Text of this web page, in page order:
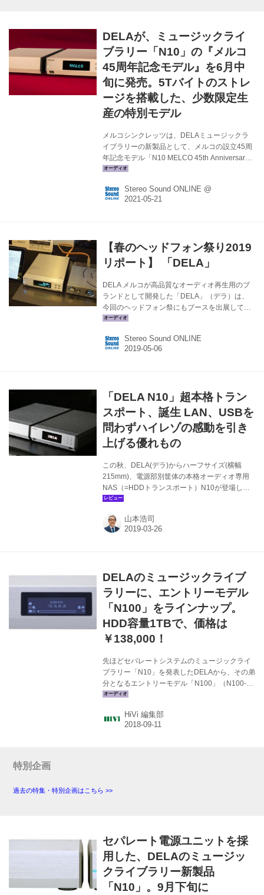
DELAが、ミュージックライ
ブラリー「N10」の『メルコ
45周年記念モデル』を6月中
旬に発売。5Tバイトのストレ
ージを搭載した、少数限定生
産の特別モデル
メルコシンクレッツは、DELAミュージックラ
イブラリーの新製品として、メルコの設立45周
年記念モデル「N10 MELCO 45th Anniversary
Limited Edition」を、国内向けに数量限定で販
午前10時から受注を開始、出荷は6月中旬を予
定している。 N10 MELCO 45th Anniversary
「DELA」ではなく「MELCO」ブランドでの販
売となる。アナログ電源ユ...
Stereo Sound ONLINE @
【春のヘッドフォン祭り2019
リポート】 「DELA」
DELA メルコが高品質なオーディオ再生用のブ
ランドとして開発した「DELA」（デラ）は、
今回のヘッドフォン祭にもブースを出展してい
た。そこにはミュージックライブラリーシステ
ライブの「D100」などが並んでいる。しかも
N10は高級D/Aコンバーターのコード「DAVE」
をクリプトンのハイレゾ対応コンパクトスピー
カーとのセット「KS55SMS」も並べられ、そ
のパフォーマンスを体験できるようになってい
た。
Stereo Sound ONLINE
「DELA N10」超本格トラン
スポート、誕生 LAN、USBを
問わずハイレゾの感動を引き
上げる優れもの
この秋、DELA(デラ)からハーフサイズ(横幅
215mm)、電源部別筐体の本格オーディオ専用
NAS（=HDDトランスポート）N10が登場し
た。その音のよさが高く評価され、本号発表の
オプレーヤー部門賞〉を獲得したことはご承知
の通り。そこで改めてぼくのリスニングルーム
ディアサーバー ●ストレージ：3TバイトHDD ●
接続端子：LAN2系統、USB3系統（タイプ
A×3、うち前面1...
山本浩司
DELAのミュージックライブ
ラリーに、エントリーモデル
「N100」をラインナップ。
HDD容量1TBで、価格は
￥138,000！
先ほどセパレートシステムのミュージックライ
ブラリー「N10」を発表したDELAから、その弟
分となるエントリーモデル「N100」（N100-
H10-J）が発表された。こちらはHDD容量1TB
開始予定だ。 ハイレゾソースや各種音楽ファイ
ルを格納するミュージックライブラリーとして
いる。 筐体は底面に2mm厚の鋼板...
HiVi 編集部
特別企画
過去の特集・特別企画はこちら >>
セパレート電源ユニットを採
用した、DELAのミュージッ
クライブラリー新製品
「N10」。9月下旬に